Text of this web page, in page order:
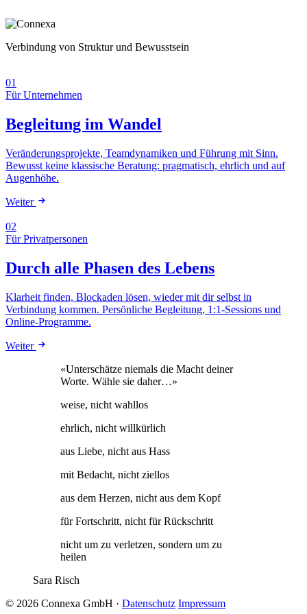
Verbindung von Struktur und Bewusstsein
01
Für Unternehmen
Begleitung im Wandel
Veränderungsprojekte, Teamdynamiken und Führung mit Sinn.
Bewusst keine klassische Beratung: pragmatisch, ehrlich und auf
Augenhöhe.
Weiter
02
Für Privatpersonen
Durch alle Phasen des Lebens
Klarheit finden, Blockaden lösen, wieder mit dir selbst in
Verbindung kommen. Persönliche Begleitung, 1:1-Sessions und
Online-Programme.
Weiter
«Unterschätze niemals die Macht deiner
Worte. Wähle sie daher…»
weise, nicht wahllos
ehrlich, nicht willkürlich
aus Liebe, nicht aus Hass
mit Bedacht, nicht ziellos
aus dem Herzen, nicht aus dem Kopf
für Fortschritt, nicht für Rückschritt
nicht um zu verletzen, sondern um zu
heilen
Sara Risch
© 2026 Connexa GmbH · Datenschutz Impressum